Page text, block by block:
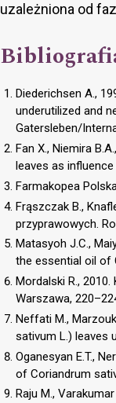
uzależniona od
Diederichsen A.,
underutilized and
Gatersleben/
Fan X., Niemira
leaves as
Farmakopea
Frąszczak B.,
przyprawowych.
Matasyoh J.C.,
the essential oil of
Mordalski R., 2010.
Warszawa,
Neffati M.,
sativum L.) leaves
Oganesyan E.T.,
of Coriandrum
Raju M.,